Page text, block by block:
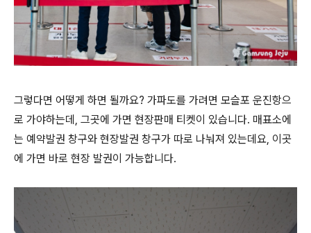
그렇다면 어떻게 하면 될까요? 가파도를 가려면 모슬포 운진항으
로 가야하는데, 그곳에 가면 현장판매 티켓이 있습니다. 매표소에
는 예약발권 창구와 현장발권 창구가 따로 나눠져 있는데요, 이곳
에 가면 바로 현장 발권이 가능합니다.